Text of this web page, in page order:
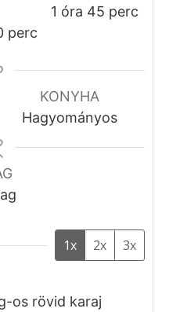
perc
perc
1 óra
óra 45perc
perc
KONYHA
Hagyományos
1x 2x 3x
os rövid karaj